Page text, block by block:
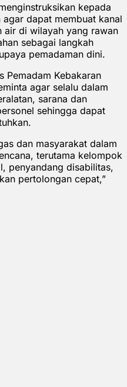
kepada
dapat membuat kanal
air di wilayah yang rawan
sebagai langkah
pemadaman dini.
Pemadam Kebakaran
agar selalu dalam
sarana dan
sehingga dapat
dan masyarakat dalam
terutama kelompok
penyandang disabilitas,
pertolongan cepat,”